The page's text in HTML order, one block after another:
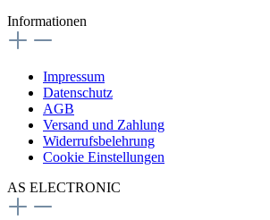
Informationen
Impressum
Datenschutz
AGB
Versand und Zahlung
Widerrufsbelehrung
Cookie Einstellungen
AS ELECTRONIC